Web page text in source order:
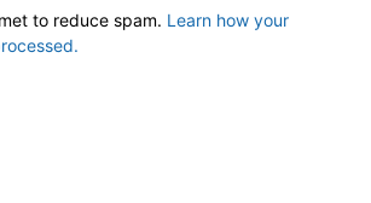
to reduce spam. Learn how your